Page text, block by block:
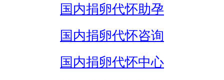
国内捐卵代怀助孕
国内捐卵代怀咨询
国内捐卵代怀中心